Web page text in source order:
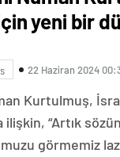
için yeni bir
22 Haziran 2024
Kurtulmuş,
ilişkin, “Artık
görmemiz